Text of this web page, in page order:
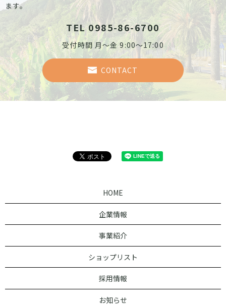
ます。
TEL 0985-86-6700
受付時間 月～金 9:00～17:00
CONTACT
HOME
企業情報
事業紹介
ショップリスト
採用情報
お知らせ